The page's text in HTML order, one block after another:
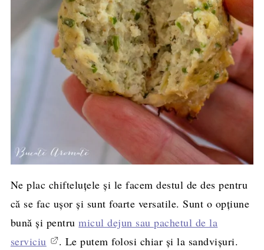
Ne plac chifteluțele și le facem destul de des pentru
că se fac ușor și sunt foarte versatile. Sunt o opțiune
bună și pentrumicul dejun sau pachetul de la
serviciu
. Le putem folosi chiar și la sandvișuri.